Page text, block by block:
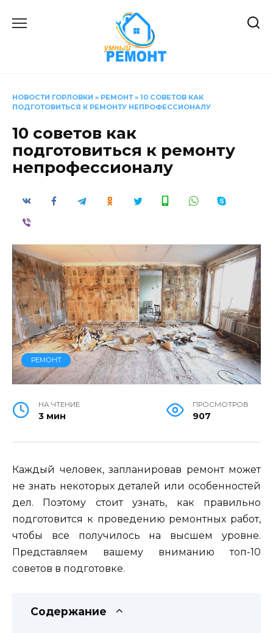
НОВОСТИ ГОРЛОВКИ » РЕМОНТ» 10 СОВЕТОВ КАК
ПОДГОТОВИТЬСЯ К РЕМОНТУ НЕПРОФЕССИОНАЛУ
10 советов как
подготовиться к ремонту
непрофессионалу
РЕМОНТ
НА ЧТЕНИЕ
3 мин
ПРОСМОТРОВ
907
Каждый человек, запланировав ремонт может
не знать некоторых деталей или особенностей
дел. Поэтому стоит узнать, как правильно
подготовится к проведению ремонтных работ,
чтобы все получилось на высшем уровне.
Представляем вашему вниманию топ-10
советов в подготовке.
Содержание